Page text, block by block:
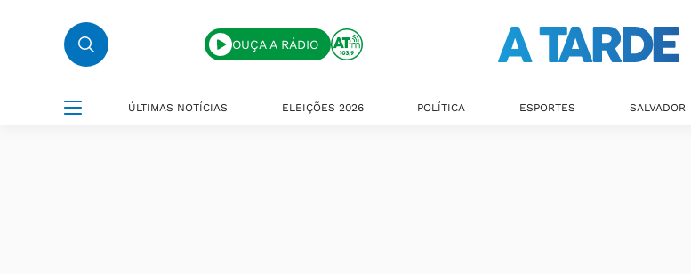
OUÇA A RÁDIO
ÚLTIMAS NOTÍCIAS ELEIÇÕES 2026 POLÍTICA ESPORTES SALVADOR